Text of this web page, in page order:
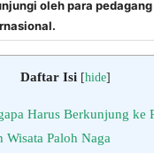
oleh para
Daftar Isi [hide]
Harus Berkunjung ke
Wisata Paloh Naga